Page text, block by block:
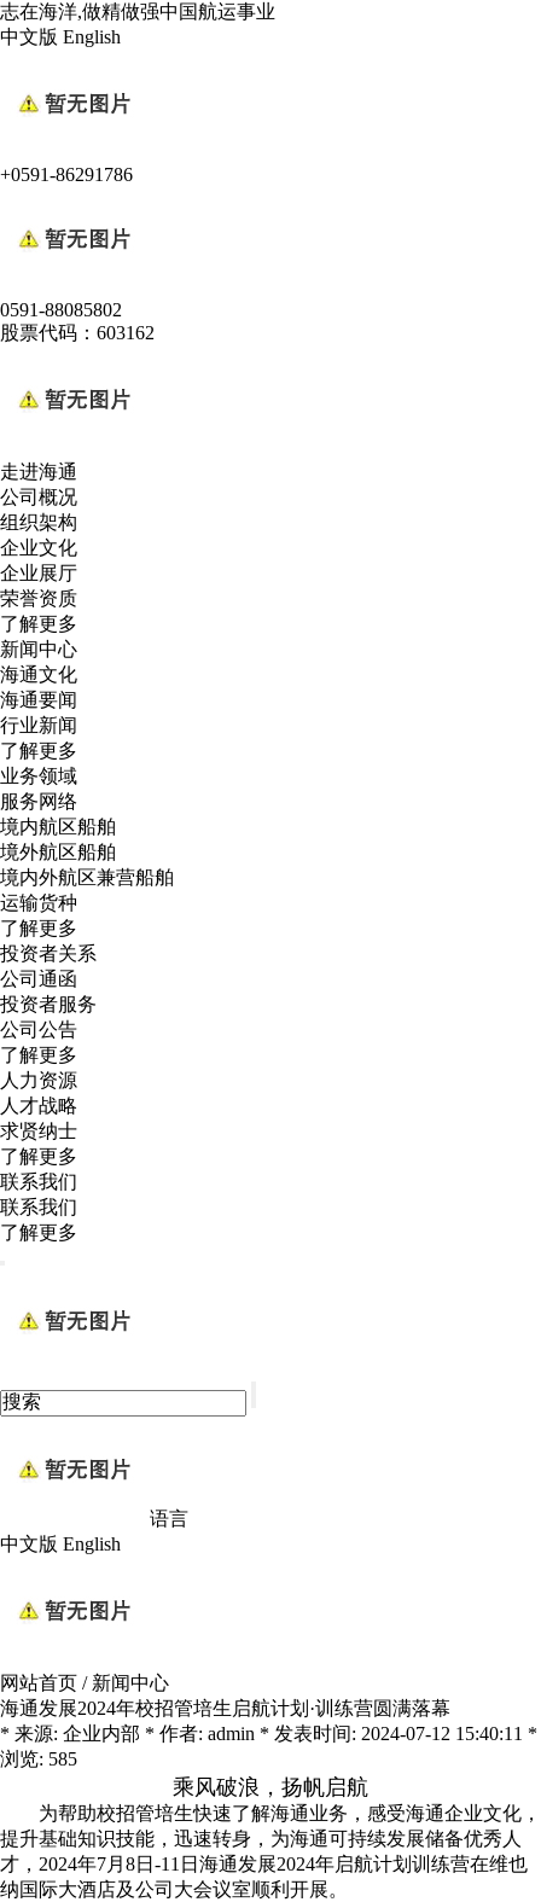
志在海洋,做精做强中国航运事业
中文版 English
+0591-86291786
0591-88085802
股票代码：603162
走进海通
公司概况
组织架构
企业文化
企业展厅
荣誉资质
了解更多
新闻中心
海通文化
海通要闻
行业新闻
了解更多
业务领域
服务网络
境内航区船舶
境外航区船舶
境内外航区兼营船舶
运输货种
了解更多
投资者关系
公司通函
投资者服务
公司公告
了解更多
人力资源
人才战略
求贤纳士
了解更多
联系我们
联系我们
了解更多
语言
中文版 English
网站首页 / 新闻中心
海通发展2024年校招管培生启航计划·训练营圆满落幕
* 来源: 企业内部 * 作者: admin * 发表时间: 2024-07-12 15:40:11 *
浏览: 585
乘风破浪，扬帆启航
为帮助校招管培生快速了解海通业务，感受海通企业文化，
提升基础知识技能，迅速转身，为海通可持续发展储备优秀人
才，2024年7月8日-11日海通发展2024年启航计划训练营在维也
纳国际大酒店及公司大会议室顺利开展。